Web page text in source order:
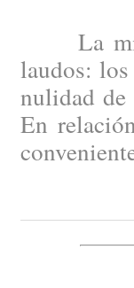
La
laudos:
nulidad
En